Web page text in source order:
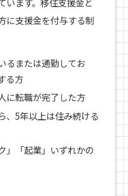
に支援金を付与する制
るまたは通勤してお
る方
に転職が完了した方
、5年以上は住み続ける
」「起業」いずれかの